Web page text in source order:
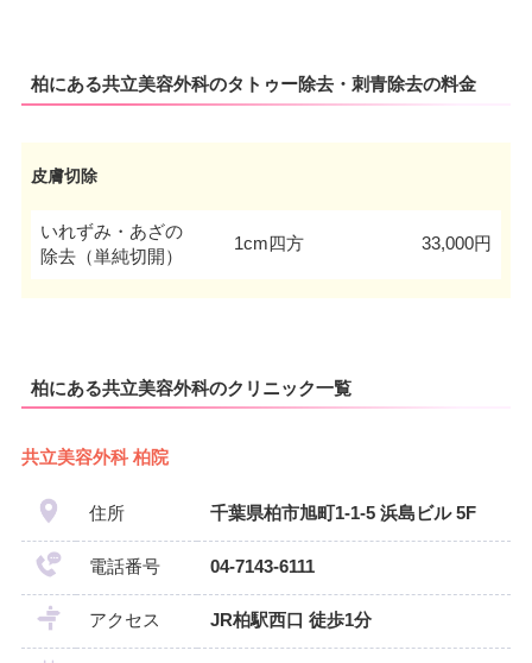
柏にある共立美容外科のタトゥー除去・刺青除去の料金
皮膚切除
いれずみ・あざの
除去（単純切開）
1cm四方 33,000円
柏にある共立美容外科のクリニック一覧
共立美容外科 柏院
住所 千葉県柏市旭町1-1-5 浜島ビル 5F
電話番号 04-7143-6111
アクセス JR柏駅西口 徒歩1分